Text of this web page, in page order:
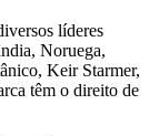
líderes
Noruega,
Keir Starmer,
têm o direito de